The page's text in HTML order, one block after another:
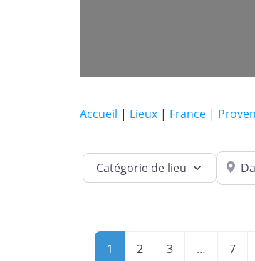
Accueil | Lieux | France |
Catégorie de lieu Dans
1 2 3 … 7